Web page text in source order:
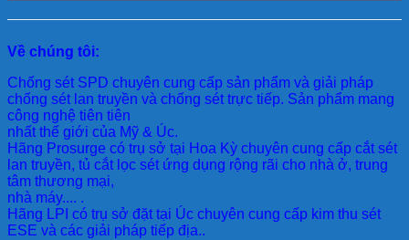
Về chúng tôi:
Chống sét SPD chuyên cung cấp sản phẩm và giải pháp
chống sét lan truyền và chống sét trực tiếp. Sản phẩm mang
công nghệ tiên tiên
nhất thế giới của Mỹ & Úc.
Hãng Prosurge có trụ sở tại Hoa Kỳ chuyên cung cấp cắt sét
lan truyền, tủ cắt lọc sét ứng dụng rộng rãi cho nhà ở, trung
tâm thương mại,
nhà máy.... .
Hãng LPI có trụ sở đặt tại Úc chuyên cung cấp kim thu sét
ESE và các giải pháp tiếp địa..